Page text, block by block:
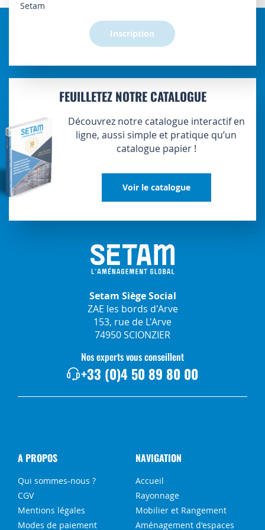
d’information
Setam
Inscription
FEUILLETEZ NOTRE CATALOGUE
Découvrez notre catalogue interactif en
ligne, aussi simple et pratique qu’un
catalogue papier !
Voir le catalogue
Setam Siège Social
ZAE les bords d'Arve
153, rue de L'Arve
74950 SCIONZIER
Nos experts vous conseillent
+33 (0)4 50 89 80 00
A PROPOS
Qui sommes-nous ?
CGV
Mentions légales
Modes de paiement
NAVIGATION
Accueil
Rayonnage
Mobilier et Rangement
Aménagement d'espaces